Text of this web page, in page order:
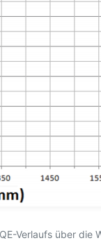
Verlaufs über die